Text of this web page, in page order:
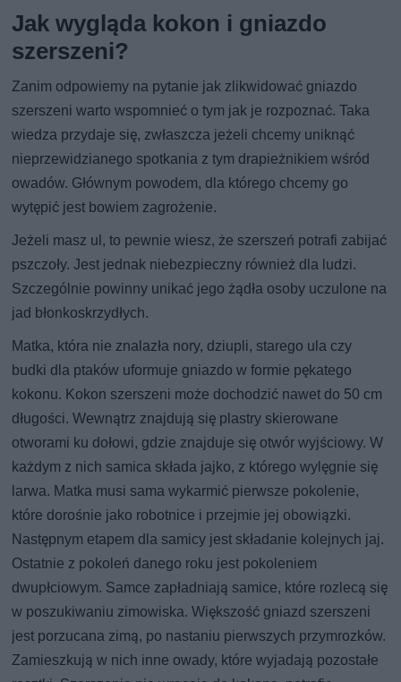
Jak wygląda kokon i gniazdo
szerszeni?
Zanim odpowiemy na pytanie jak zlikwidować gniazdo
szerszeni warto wspomnieć o tym jak je rozpoznać. Taka
wiedza przydaje się, zwłaszcza jeżeli chcemy uniknąć
nieprzewidzianego spotkania z tym drapieżnikiem wśród
owadów. Głównym powodem, dla którego chcemy go
wytępić jest bowiem zagrożenie.
Jeżeli masz ul, to pewnie wiesz, że szerszeń potrafi zabijać
pszczoły. Jest jednak niebezpieczny również dla ludzi.
Szczególnie powinny unikać jego żądła osoby uczulone na
jad błonkoskrzydłych.
Matka, która nie znalazła nory, dziupli, starego ula czy
budki dla ptaków uformuje gniazdo w formie pękatego
kokonu. Kokon szerszeni może dochodzić nawet do 50 cm
długości. Wewnątrz znajdują się plastry skierowane
otworami ku dołowi, gdzie znajduje się otwór wyjściowy. W
każdym z nich samica składa jajko, z którego wylęgnie się
larwa. Matka musi sama wykarmić pierwsze pokolenie,
które dorośnie jako robotnice i przejmie jej obowiązki.
Następnym etapem dla samicy jest składanie kolejnych jaj.
Ostatnie z pokoleń danego roku jest pokoleniem
dwupłciowym. Samce zapładniają samice, które rozlecą się
w poszukiwaniu zimowiska. Większość gniazd szerszeni
jest porzucana zimą, po nastaniu pierwszych przymrozków.
Zamieszkują w nich inne owady, które wyjadają pozostałe